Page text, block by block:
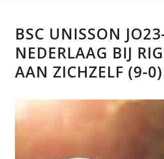
BSC UNISSON
NEDERLAAG BIJ
AAN ZICHZELF (9-0)